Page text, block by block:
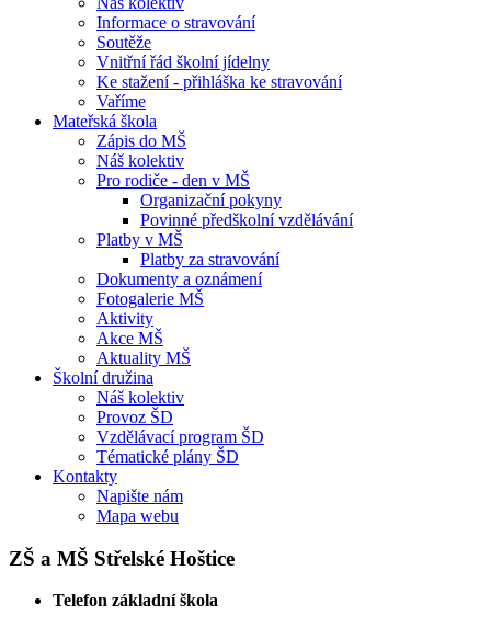
Informace o stravování
Soutěže
Vnitřní řád školní jídelny
Ke stažení - přihláška ke stravování
Vaříme
Mateřská škola
Zápis do MŠ
Náš kolektiv
Pro rodiče - den v MŠ
Organizační pokyny
Povinné předškolní vzdělávání
Platby v MŠ
Platby za stravování
Dokumenty a oznámení
Fotogalerie MŠ
Aktivity
Akce MŠ
Aktuality MŠ
Školní družina
Náš kolektiv
Provoz ŠD
Vzdělávací program ŠD
Tématické plány ŠD
Kontakty
Napište nám
Mapa webu
ZŠ a MŠ Střelské Hoštice
Telefon základní škola